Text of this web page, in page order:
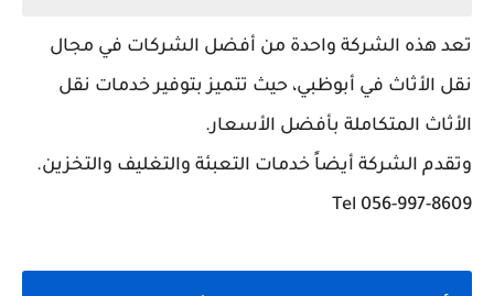
تعد هذه الشركة واحدة من أفضل الشركات في مجال
نقل الأثاث في أبوظبي، حيث تتميز بتوفير خدمات نقل
الأثاث المتكاملة بأفضل الأسعار.
وتقدم الشركة أيضاً خدمات التعبئة والتغليف والتخزين.
056-997-8609 Tel